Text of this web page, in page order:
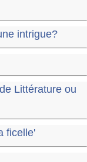
intrigue?
Littérature ou
ficelle'